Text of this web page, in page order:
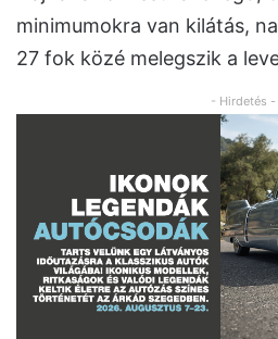
minimumokra van kilátás,
27 fok közé melegszik a
- Hirdetés -